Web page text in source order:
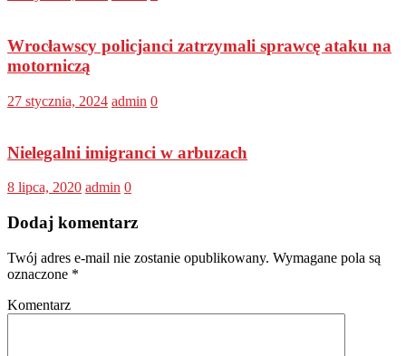
Wrocławscy policjanci zatrzymali sprawcę ataku na
motorniczą
27 stycznia, 2024 admin 0
Nielegalni imigranci w arbuzach
8 lipca, 2020 admin 0
Dodaj komentarz
Twój adres e-mail nie zostanie opublikowany. Wymagane pola są
oznaczone *
Komentarz